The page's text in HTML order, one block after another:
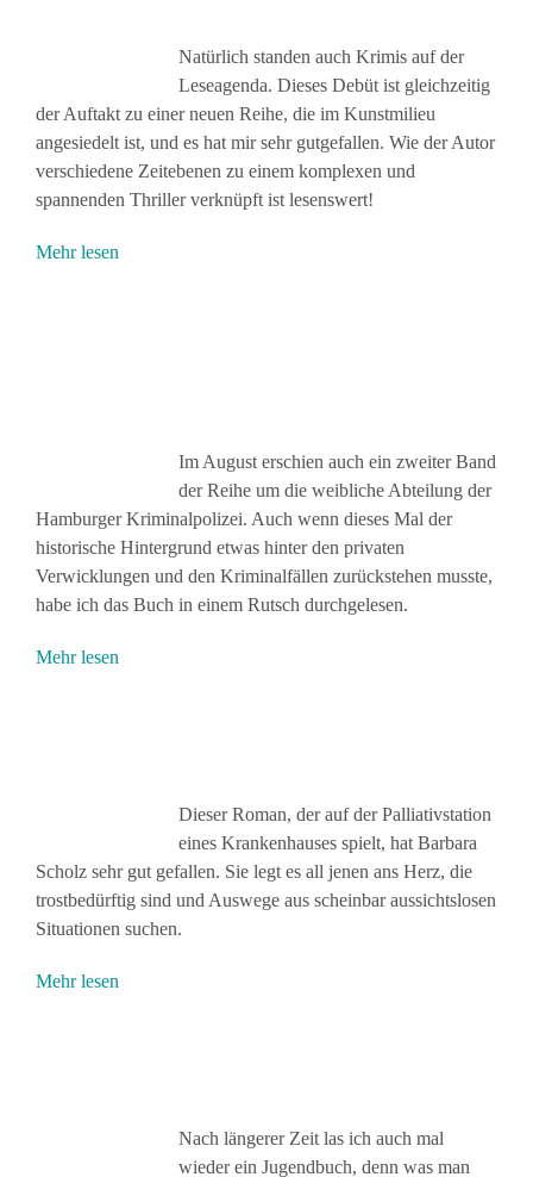
Natürlich standen auch Krimis auf der
Leseagenda. Dieses Debüt ist gleichzeitig
der Auftakt zu einer neuen Reihe, die im Kunstmilieu
angesiedelt ist, und es hat mir sehr gutgefallen. Wie der Autor
verschiedene Zeitebenen zu einem komplexen und
spannenden Thriller verknüpft ist lesenswert!
Mehr lesen
Im August erschien auch ein zweiter Band
der Reihe um die weibliche Abteilung der
Hamburger Kriminalpolizei. Auch wenn dieses Mal der
historische Hintergrund etwas hinter den privaten
Verwicklungen und den Kriminalfällen zurückstehen musste,
habe ich das Buch in einem Rutsch durchgelesen.
Mehr lesen
Dieser Roman, der auf der Palliativstation
eines Krankenhauses spielt, hat Barbara
Scholz sehr gut gefallen. Sie legt es all jenen ans Herz, die
trostbedürftig sind und Auswege aus scheinbar aussichtslosen
Situationen suchen.
Mehr lesen
Nach längerer Zeit las ich auch mal
wieder ein Jugendbuch, denn was man